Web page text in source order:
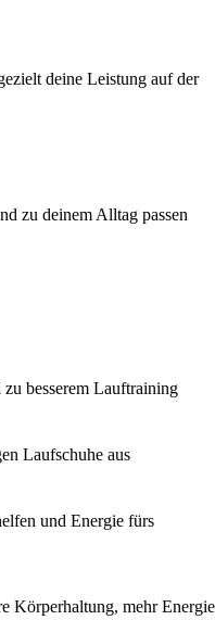
deine Leistung auf der
zu deinem Alltag passen
besserem Lauftraining
Laufschuhe aus
und Energie fürs
Körperhaltung, mehr Energie